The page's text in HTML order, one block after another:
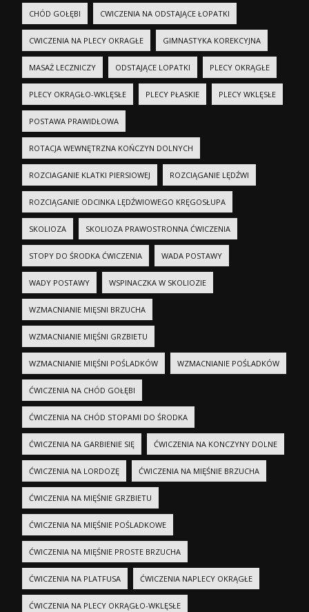
CHÓD GOŁĘBI CWICZENIA NA ODSTAJĄCE ŁOPATKI
CWICZENIA NA PLECY OKRAGŁE GIMNASTYKA KOREKCYJNA
MASAŻ LECZNICZY ODSTAJĄCE LOPATKI PLECY OKRĄGŁE
PLECY OKRĄGŁO-WKLĘSŁE PLECY PŁASKIE PLECY WKLĘSŁE
POSTAWA PRAWIDŁOWA
ROTACJA WEWNĘTRZNA KOŃCZYN DOLNYCH
ROZCIAGANIE KLATKI PIERSIOWEJ ROZCIĄGANIE LĘDŹWI
ROZCIĄGANIE ODCINKA LĘDŹWIOWEGO KRĘGOSŁUPA
SKOLIOZA SKOLIOZA PRAWOSTRONNA ĆWICZENIA
STOPY DO ŚRODKA ĆWICZENIA WADA POSTAWY
WADY POSTAWY WSPINACZKA W SKOLIOZIE
WZMACNIANIE MIĘSNI BRZUCHA
WZMACNIANIE MIĘŚNI GRZBIETU
WZMACNIANIE MIĘŚNI POŚLADKÓW WZMACNIANIE POŚLADKÓW
ĆWICZENIA NA CHÓD GOŁĘBI
ĆWICZENIA NA CHÓD STOPAMI DO ŚRODKA
ĆWICZENIA NA GARBIENIE SIĘ ĆWICZENIA NA KONCZYNY DOLNE
ĆWICZENIA NA LORDOZĘ ĆWICZENIA NA MIĘŚNIE BRZUCHA
ĆWICZENIA NA MIĘŚNIE GRZBIETU
ĆWICZENIA NA MIĘŚNIE POŚLADKOWE
ĆWICZENIA NA MIĘŚNIE PROSTE BRZUCHA
ĆWICZENIA NA PLATFUSA ĆWICZENIA NAPLECY OKRĄGŁE
ĆWICZENIA NA PLECY OKRĄGŁO-WKLĘSŁE